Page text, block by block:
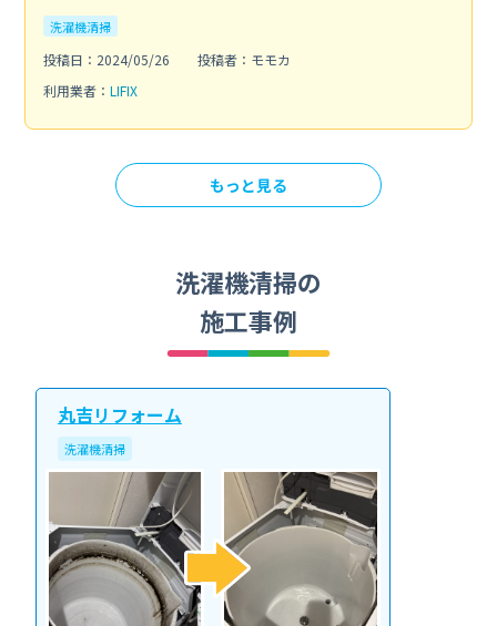
洗濯機清掃
投稿日：2024/05/26
投稿者：モモカ
利用業者： LIFIX
もっと見る
洗濯機清掃の
施工事例
丸吉リフォーム
洗濯機清掃